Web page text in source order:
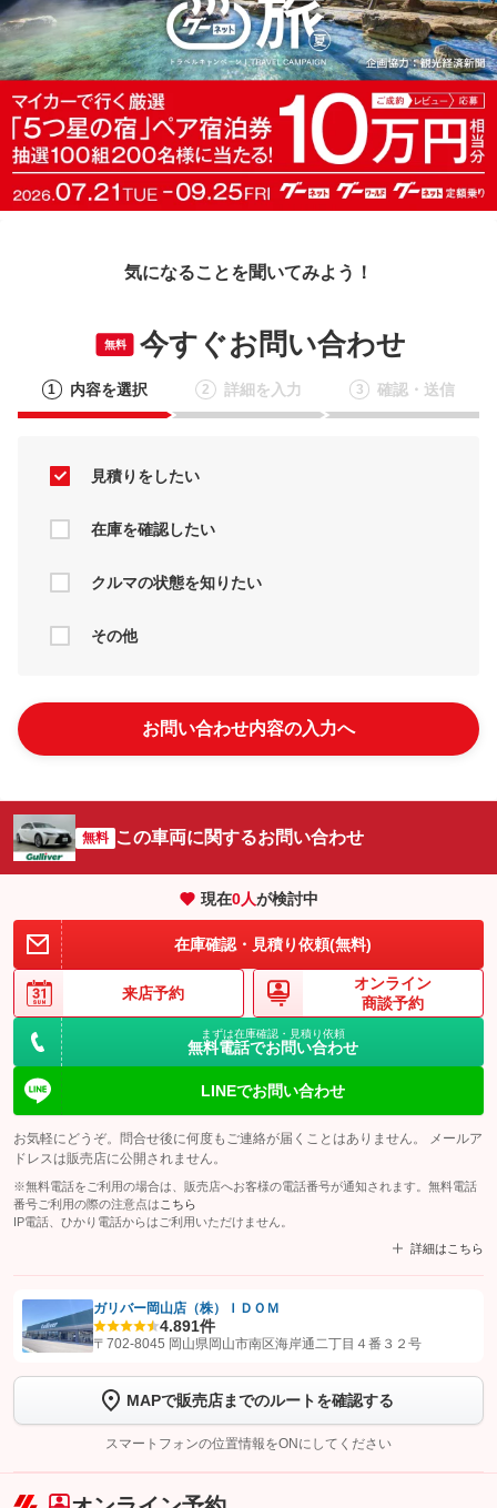
気になることを聞いてみよう！
無料 今すぐお問い合わせ
1 内容を選択 2 詳細を入力 3 確認・送信
見積りをしたい
在庫を確認したい
クルマの状態を知りたい
その他
お問い合わせ内容の入力へ
無料 この車両に関するお問い合わせ
現在0人が検討中
在庫確認・見積り依頼(無料)
来店予約
オンライン
商談予約
まずは在庫確認・見積り依頼
無料電話でお問い合わせ
LINEでお問い合わせ
お気軽にどうぞ。問合せ後に何度もご連絡が届くことはありません。 メールア
ドレスは販売店に公開されません。
※無料電話をご利用の場合は、販売店へお客様の電話番号が通知されます。無料電話
番号ご利用の際の注意点は こちら
IP電話、ひかり電話からはご利用いただけません。
詳細はこちら
【STEP1】認証画面でグーネットを友だち追加してから「許可する」ボタンを押
トーク画面で
ボタンをタップして問い合わせを
完了してください。
こちら
ガリバー岡山店（株）ＩＤＯＭ
4.891件
〒702-8045 岡山県岡山市南区海岸通二丁目４番３２号
MAPで販売店までのルートを確認する
スマートフォンの位置情報をONにしてください